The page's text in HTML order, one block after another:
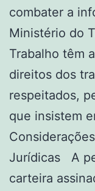
combater a
Ministério do
Trabalho têm
direitos dos
respeitados,
que insistem
Jurídicas A
carteira